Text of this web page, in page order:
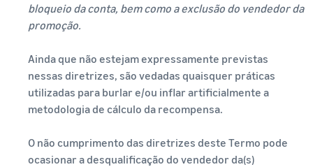
bloqueio da conta, bem como a exclusão do vendedor da
promoção.
Ainda que não estejam expressamente previstas
nessas diretrizes, são vedadas quaisquer práticas
utilizadas para burlar e/ou inflar artificialmente a
metodologia de cálculo da recompensa.
O não cumprimento das diretrizes deste Termo pode
ocasionar a desqualificação do vendedor da(s)